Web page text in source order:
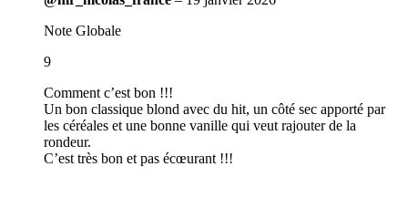
Note Globale
9
Comment c’est bon !!!
Un bon classique blond avec du hit, un côté sec apporté par
les céréales et une bonne vanille qui veut rajouter de la
rondeur.
C’est très bon et pas écœurant !!!